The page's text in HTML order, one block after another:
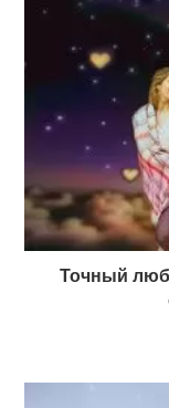
Точный